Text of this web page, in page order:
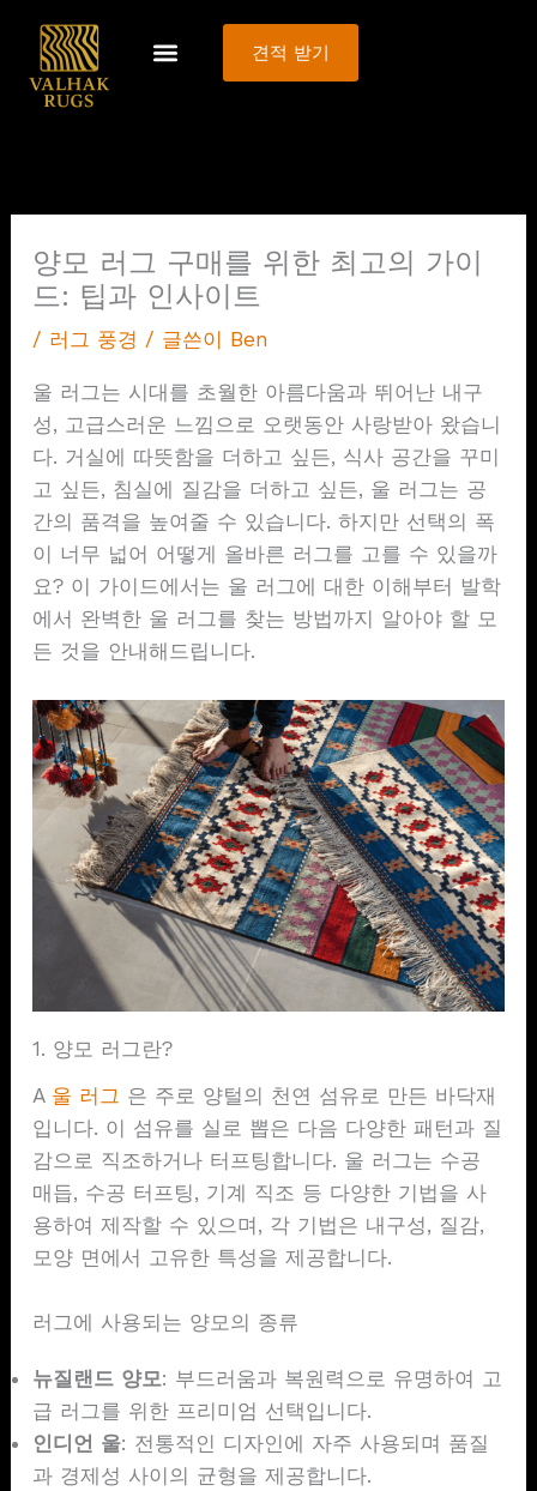
뛰
견적 받기
양모 러그 구매를 위한 최고의 가이
드: 팁과 인사이트
/ 러그 풍경 / 글쓴이 Ben
울 러그는 시대를 초월한 아름다움과 뛰어난 내구
성, 고급스러운 느낌으로 오랫동안 사랑받아 왔습니
다. 거실에 따뜻함을 더하고 싶든, 식사 공간을 꾸미
고 싶든, 침실에 질감을 더하고 싶든, 울 러그는 공
간의 품격을 높여줄 수 있습니다. 하지만 선택의 폭
이 너무 넓어 어떻게 올바른 러그를 고를 수 있을까
요? 이 가이드에서는 울 러그에 대한 이해부터 발학
에서 완벽한 울 러그를 찾는 방법까지 알아야 할 모
든 것을 안내해드립니다.
1. 양모 러그란?
A 울 러그 은 주로 양털의 천연 섬유로 만든 바닥재
입니다. 이 섬유를 실로 뽑은 다음 다양한 패턴과 질
감으로 직조하거나 터프팅합니다. 울 러그는 수공
매듭, 수공 터프팅, 기계 직조 등 다양한 기법을 사
용하여 제작할 수 있으며, 각 기법은 내구성, 질감,
모양 면에서 고유한 특성을 제공합니다.
러그에 사용되는 양모의 종류
뉴질랜드 양모: 부드러움과 복원력으로 유명하여 고
급 러그를 위한 프리미엄 선택입니다.
인디언 울: 전통적인 디자인에 자주 사용되며 품질
과 경제성 사이의 균형을 제공합니다.